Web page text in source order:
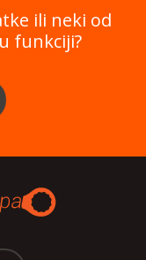
ili neki od
funkciji?